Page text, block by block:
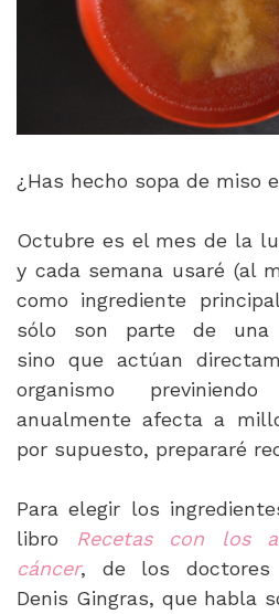
¿Has hecho sopa de miso
Octubre es el mes de la
y cada semana usaré (al
como ingrediente
sólo son parte de una
sino que actúan
organismo
anualmente afecta a
por supuesto, prepararé
Para elegir los
libro
Recetas con los
cáncer, de los doctores
Denis Gingras, que habla